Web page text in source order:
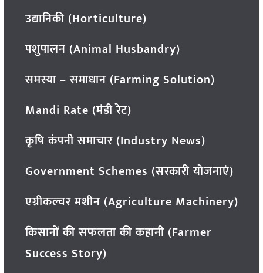
उद्यानिकी (Horticulture)
पशुपालन (Animal Husbandry)
समस्या – समाधान (Farming Solution)
Mandi Rate (मंडी रेट)
कृषि कंपनी समाचार (Industry News)
Government Schemes (सरकारी योजनाएं)
एग्रीकल्चर मशीन (Agriculture Machinery)
किसानों की सफलता की कहानी (Farmer
Success Story)